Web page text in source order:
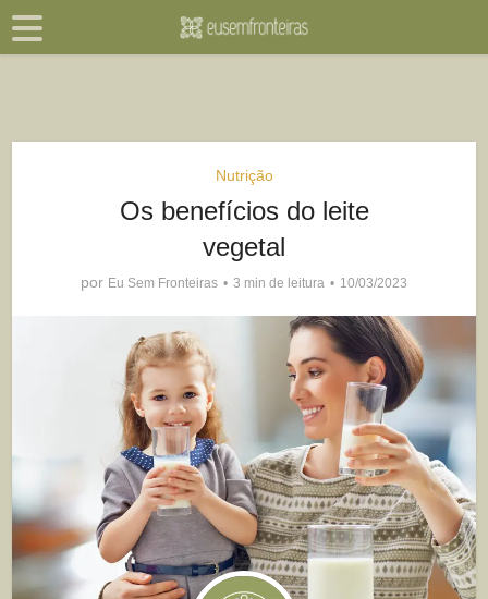
Nutrição
Os benefícios do leite
vegetal
por Eu Sem Fronteiras 3 min de leitura 10/03/2023